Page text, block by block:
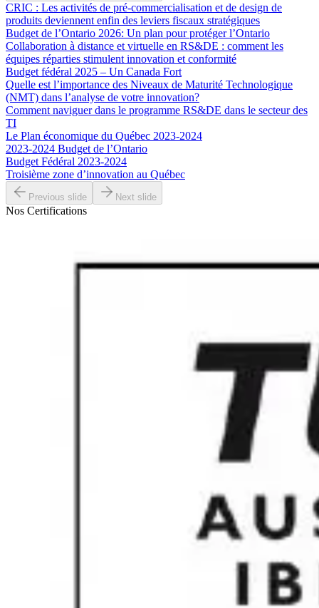
CRIC : Les activités de pré-commercialisation et de design de
produits deviennent enfin des leviers fiscaux stratégiques
Budget de l’Ontario 2026: Un plan pour protéger l’Ontario
Collaboration à distance et virtuelle en RS&DE : comment les
équipes réparties stimulent innovation et conformité
Budget fédéral 2025 – Un Canada Fort
Quelle est l’importance des Niveaux de Maturité Technologique
(NMT) dans l’analyse de votre innovation?
Comment naviguer dans le programme RS&DE dans le secteur des
TI
Le Plan économique du Québec 2023-2024
2023-2024 Budget de l’Ontario
Budget Fédéral 2023-2024
Troisième zone d’innovation au Québec
Previous slide Next slide
Nos Certifications